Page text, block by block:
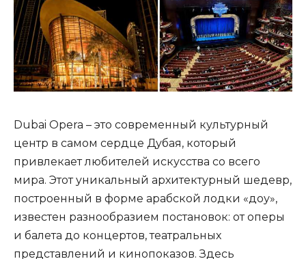
Dubai Opera – это современный культурный
центр в самом сердце Дубая, который
привлекает любителей искусства со всего
мира. Этот уникальный архитектурный шедевр,
построенный в форме арабской лодки «доу»,
известен разнообразием постановок: от оперы
и балета до концертов, театральных
представлений и кинопоказов. Здесь